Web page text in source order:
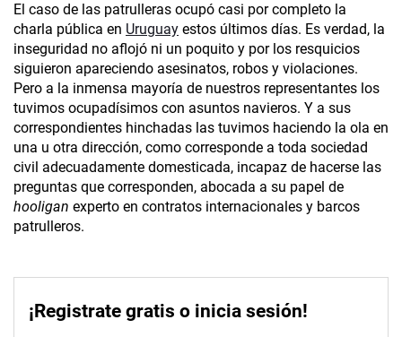
El caso de las patrulleras ocupó casi por completo la
charla pública en Uruguay estos últimos días. Es verdad, la
inseguridad no aflojó ni un poquito y por los resquicios
siguieron apareciendo asesinatos, robos y violaciones.
Pero a la inmensa mayoría de nuestros representantes los
tuvimos ocupadísimos con asuntos navieros. Y a sus
correspondientes hinchadas las tuvimos haciendo la ola en
una u otra dirección, como corresponde a toda sociedad
civil adecuadamente domesticada, incapaz de hacerse las
preguntas que corresponden, abocada a su papel de
hooligan experto en contratos internacionales y barcos
patrulleros.
¡Registrate gratis o inicia sesión!